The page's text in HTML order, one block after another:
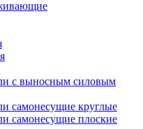
с выносным силовым
самонесущие круглые
самонесущие плоские